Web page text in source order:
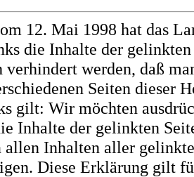
12. Mai 1998 hat das
die Inhalte der
verhindert werden, daß
Seiten dieser
gilt: Wir möchten
Inhalte der gelinkten
Inhalten aller
Diese Erklärung gilt